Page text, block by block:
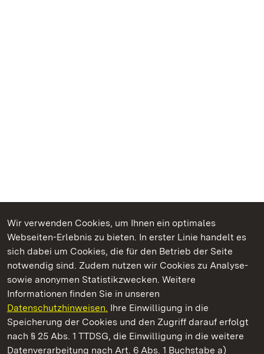
Wir verwenden Cookies, um Ihnen ein optimales
Webseiten-Erlebnis zu bieten. In erster Linie handelt es
sich dabei um Cookies, die für den Betrieb der Seite
notwendig sind. Zudem nutzen wir Cookies zu Analyse-
sowie anonymen Statistikzwecken. Weitere
Informationen finden Sie in unseren
Datenschutzhinweisen. Ihre Einwilligung in die
Speicherung der Cookies und den Zugriff darauf erfolgt
nach § 25 Abs. 1 TTDSG, die Einwilligung in die weitere
Datenverarbeitung nach Art. 6 Abs. 1 Buchstabe a)
Kommen. Staunen. Genießen.
Staatliche Schlösser und Gärten Baden‑Württemberg
Staatliche Schlösser und Gärten Baden-Württemberg